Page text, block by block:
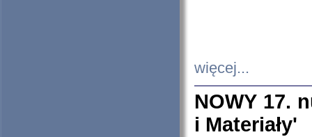
więcej...
NOWY 17.
i Materiały'